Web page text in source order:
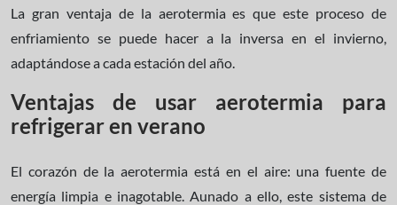
La gran ventaja de la aerotermia es que este proceso de
enfriamiento se puede hacer a la inversa en el invierno,
adaptándose a cada estación del año.
Ventajas de usar aerotermia para
refrigerar en verano
El corazón de la aerotermia está en el aire: una fuente de
energía limpia e inagotable. Aunado a ello, este sistema de